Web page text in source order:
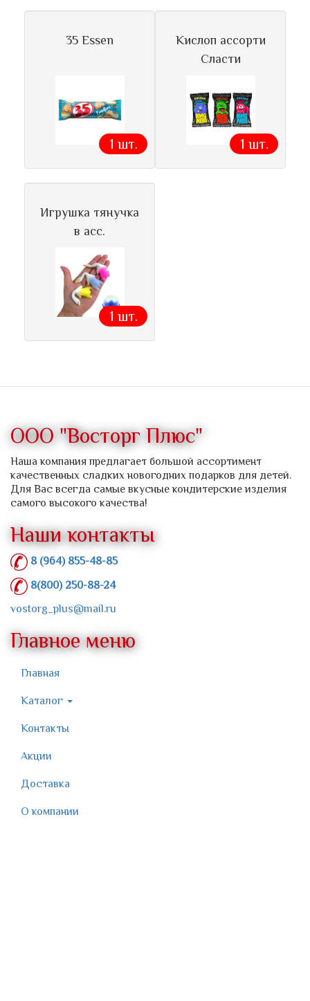
35 Essen
1 шт.
Кислоп ассорти
Сласти
1 шт.
Игрушка тянучка
в асс.
1 шт.
ООО "Восторг Плюс"
Наша компания предлагает большой ассортимент
качественных сладких новогодних подарков для детей.
Для Вас всегда самые вкусные кондитерские изделия
самого высокого качества!
Наши контакты
8 (964) 855-48-85
8(800) 250-88-24
vostorg_plus@mail.ru
Главное меню
Главная
Каталог
Контакты
Акции
Доставка
О компании